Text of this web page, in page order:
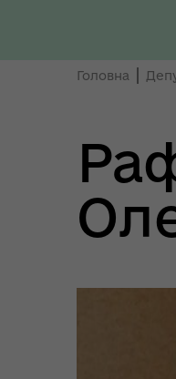
Ради
Головна